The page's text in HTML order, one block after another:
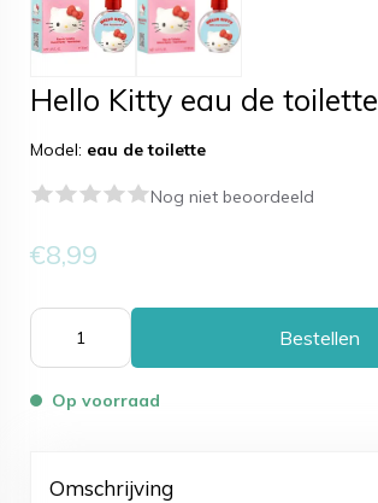
Hello Kitty eau de toilette
Model: eau de toilette
Nog niet beoordeeld
€8,99
Bestellen
Op voorraad
Omschrijving